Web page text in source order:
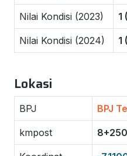
Nilai Kondisi (2023) 1
Nilai Kondisi (2024) 1
Lokasi
BPJ BPJ
kmpost 8+250